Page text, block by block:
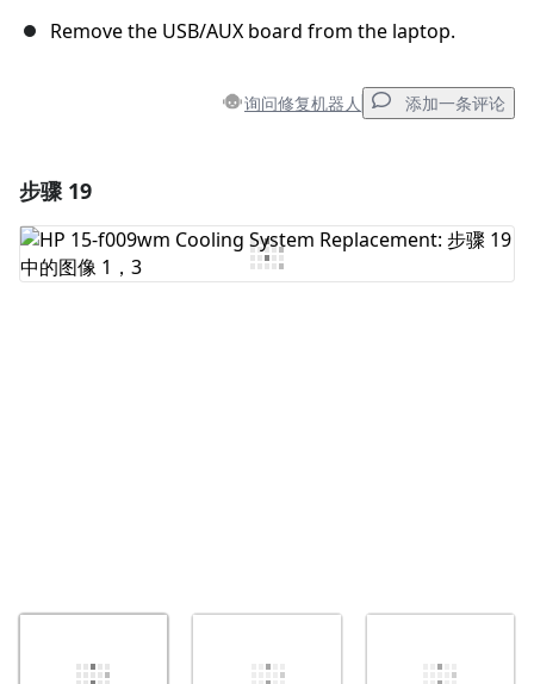
Remove the USB/AUX board from the laptop.
询问修复机器人 添加一条评论
添加评论
步骤 19